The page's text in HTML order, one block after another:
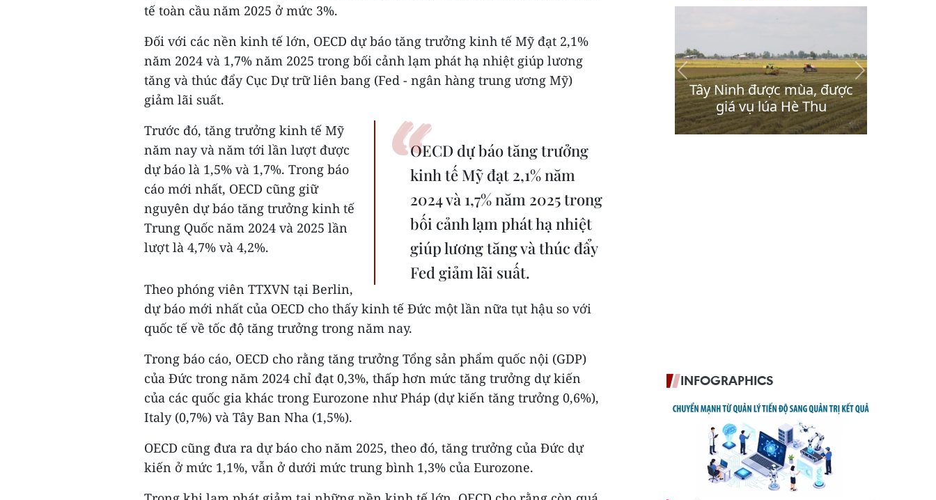
tế toàn cầu năm 2025 ở mức 3%.
Đối với các nền kinh tế lớn, OECD dự báo tăng trưởng kinh tế Mỹ đạt 2,1%
năm 2024 và 1,7% năm 2025 trong bối cảnh lạm phát hạ nhiệt giúp lương
tăng và thúc đẩy Cục Dự trữ liên bang (Fed - ngân hàng trung ương Mỹ)
giảm lãi suất.
OECD dự báo tăng trưởng
kinh tế Mỹ đạt 2,1% năm
2024 và 1,7% năm 2025 trong
bối cảnh lạm phát hạ nhiệt
giúp lương tăng và thúc đẩy
Fed giảm lãi suất.
Trước đó, tăng trưởng kinh tế Mỹ
năm nay và năm tới lần lượt được
dự báo là 1,5% và 1,7%. Trong báo
cáo mới nhất, OECD cũng giữ
nguyên dự báo tăng trưởng kinh tế
Trung Quốc năm 2024 và 2025 lần
lượt là 4,7% và 4,2%.
Theo phóng viên TTXVN tại Berlin,
dự báo mới nhất của OECD cho thấy kinh tế Đức một lần nữa tụt hậu so với
quốc tế về tốc độ tăng trưởng trong năm nay.
Trong báo cáo, OECD cho rằng tăng trưởng Tổng sản phẩm quốc nội (GDP)
của Đức trong năm 2024 chỉ đạt 0,3%, thấp hơn mức tăng trưởng dự kiến
của các quốc gia khác trong Eurozone như Pháp (dự kiến tăng trưởng 0,6%),
Italy (0,7%) và Tây Ban Nha (1,5%).
OECD cũng đưa ra dự báo cho năm 2025, theo đó, tăng trưởng của Đức dự
kiến ở mức 1,1%, vẫn ở dưới mức trung bình 1,3% của Eurozone.
INFOGRAPHICS